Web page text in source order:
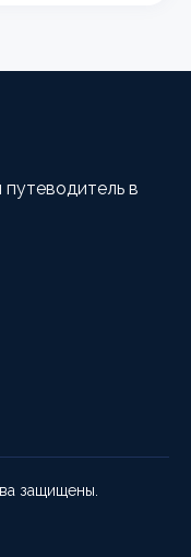
в
защищены.